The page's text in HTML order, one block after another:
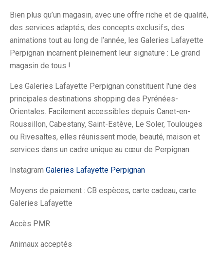
Bien plus qu’un magasin, avec une offre riche et de qualité,
des services adaptés, des concepts exclusifs, des
animations tout au long de l’année, les Galeries Lafayette
Perpignan incarnent pleinement leur signature : Le grand
magasin de tous !
Les Galeries Lafayette Perpignan constituent l'une des
principales destinations shopping des Pyrénées-
Orientales. Facilement accessibles depuis Canet-en-
Roussillon, Cabestany, Saint-Estève, Le Soler, Toulouges
ou Rivesaltes, elles réunissent mode, beauté, maison et
services dans un cadre unique au cœur de Perpignan.
Instagram Galeries Lafayette Perpignan
Moyens de paiement : CB espèces, carte cadeau, carte
Galeries Lafayette
Accès PMR
Animaux acceptés